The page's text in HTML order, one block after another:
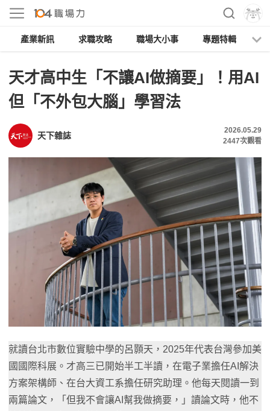
產業新訊 求職攻略 職場大小事 專題特輯
天才高中生「不讓AI做摘要」！用AI
但「不外包大腦」學習法
天下雜誌
2026.05.29
2447次觀看
就讀台北市數位實驗中學的呂顥天，2025年代表台灣參加美
國國際科展。才高三已開始半工半讀，在電子業擔任AI解決
方案架構師、在台大資工系擔任研究助理。他每天閱讀一到
兩篇論文，「但我不會讓AI幫我做摘要，」讀論文時，他不